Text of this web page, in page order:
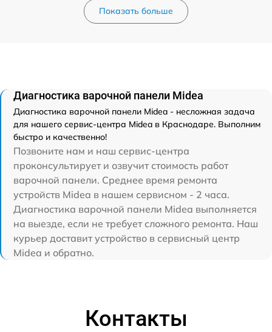
Показать больше
Диагностика варочной панели Midea
Диагностика варочной панели Midea - несложная задача
для нашего сервис-центра Midea в Краснодаре. Выполним
быстро и качественно!
Позвоните нам и наш сервис-центра
проконсультирует и озвучит стоимость работ
варочной панели. Среднее время ремонта
устройств Midea в нашем сервисном - 2 часа.
Диагностика варочной панели Midea выполняется
на выезде, если не требует сложного ремонта. Наш
курьер доставит устройство в сервисный центр
Midea и обратно.
Контакты